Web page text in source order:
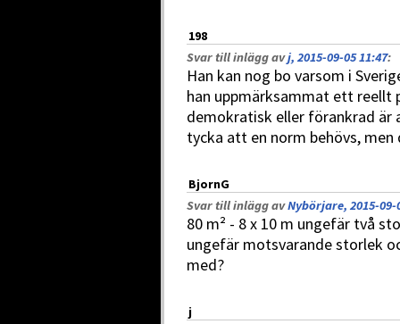
198
Svar till inlägg avj, 2015-09-05 11:47:
Han kan nog bo varsom i
han uppmärksammat ett reellt
demokratisk eller förankrad är
tycka att en norm behövs,
BjornG
Svar till inlägg avNybörjare, 2015-09-
80 m² - 8 x 10 m ungefär två
ungefär motsvarande storlek
med?
j